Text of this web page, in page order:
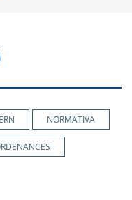
NORMATIVA